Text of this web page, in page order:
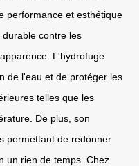
performance et esthétique
contre les
L'hydrofuge
de l'eau et de protéger les
telles que les
De plus, son
permettant de redonner
un rien de temps. Chez